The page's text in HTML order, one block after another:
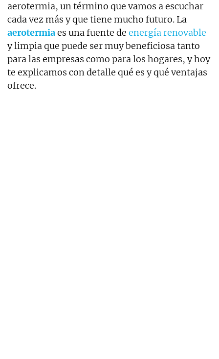
aerotermia, un término que vamos a escuchar
cada vez más y que tiene mucho futuro. La
aerotermiaes una fuente de energía renovable
y limpia que puede ser muy beneficiosa tanto
para las empresas como para los hogares, y hoy
te explicamos con detalle qué es y qué ventajas
ofrece.